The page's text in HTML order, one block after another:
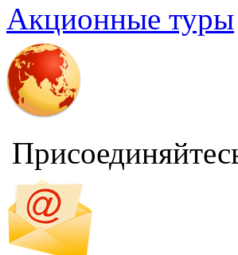
Акционные туры